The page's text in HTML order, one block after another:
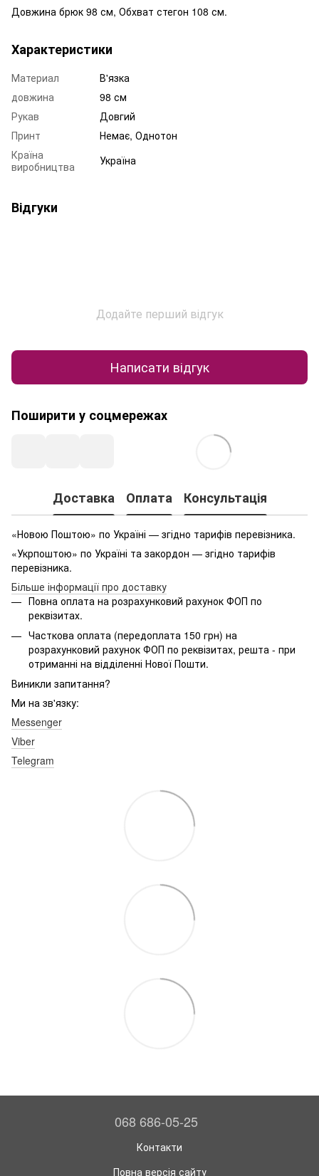
Довжина брюк 98 см, Обхват стегон 108 см.
Характеристики
Материал
В'язка
довжина
98 см
Рукав
Довгий
Принт
Немає, Однотон
Країна
виробництва
Україна
Відгуки
Додайте перший відгук
Написати відгук
Поширити у соцмережах
Доставка Оплата Консультація
«Новою Поштою» по Україні — згідно тарифів перевізника.
«Укрпоштою» по Україні та закордон — згідно тарифів
перевізника.
Більше інформації про доставку
Повна оплата на розрахунковий рахунок ФОП по
реквізитах.
Часткова оплата (передоплата 150 грн) на
розрахунковий рахунок ФОП по реквізитах, решта - при
отриманні на відділенні Нової Пошти.
Виникли запитання?
Ми на зв'язку:
Messenger
Viber
Telegram
068 686-05-25
Контакти
Повна версія сайту